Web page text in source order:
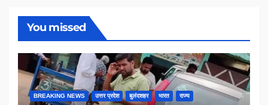
You missed
BREAKING NEWS उत्तर प्रदेश बुलंदशहर भारत राज्य